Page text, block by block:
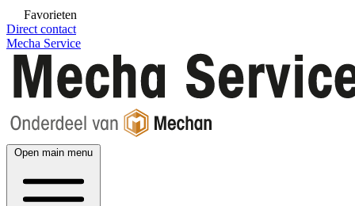
Favorieten
Direct contact
Mecha Service
Open main menu